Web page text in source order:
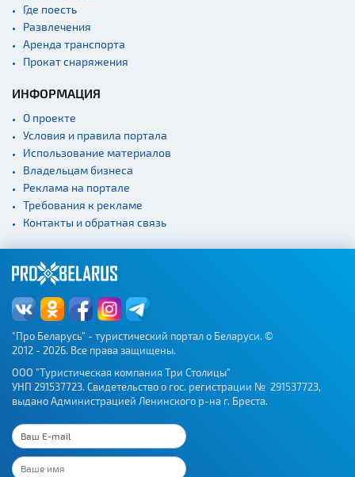
Где поесть
Развлечения
Аренда транспорта
Прокат снаряжения
ИНФОРМАЦИЯ
О проекте
Условия и правила портала
Использование материалов
Владельцам бизнеса
Реклама на портале
Требования к рекламе
Контакты и обратная связь
"Про Беларусь" - туристический портал о Беларуси. ©
2012 - 2026. Все права защищены.
ООО "Туристическая компания Три Столицы"
УНП 291537723. Свидетельство о гос. регистрации № 291537723,
выдано Администрацией Ленинского р-на г. Бреста.